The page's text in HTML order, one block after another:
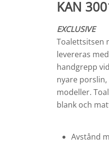
KAN
EXCLUSIVE
Toalettsitsen
levereras
handgrepp
nyare
modeller.
blank och
Avstånd